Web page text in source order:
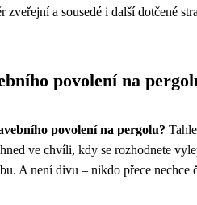
zveřejní a sousedé i další dotčené
povolení na
povolení na pergolu?
ve chvíli, kdy se rozhodnete
A není divu – nikdo přece nechce